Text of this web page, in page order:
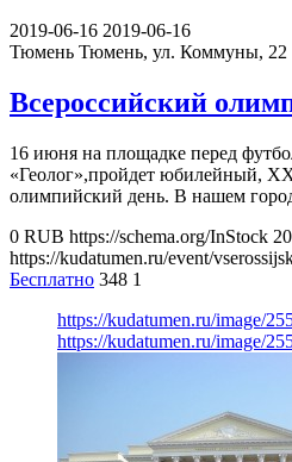
2019-06-16 2019-06-16
Тюмень Тюмень, ул. Коммуны, 22
Всероссийский
16 июня на площадке перед
«Геолог»,пройдет юбилейный,
олимпийский день. В нашем
0 RUB https://schema.org/InStock
https://kudatumen.ru/event/
Бесплатно 348 1
https://kudatumen.ru/image/
https://kudatumen.ru/image/